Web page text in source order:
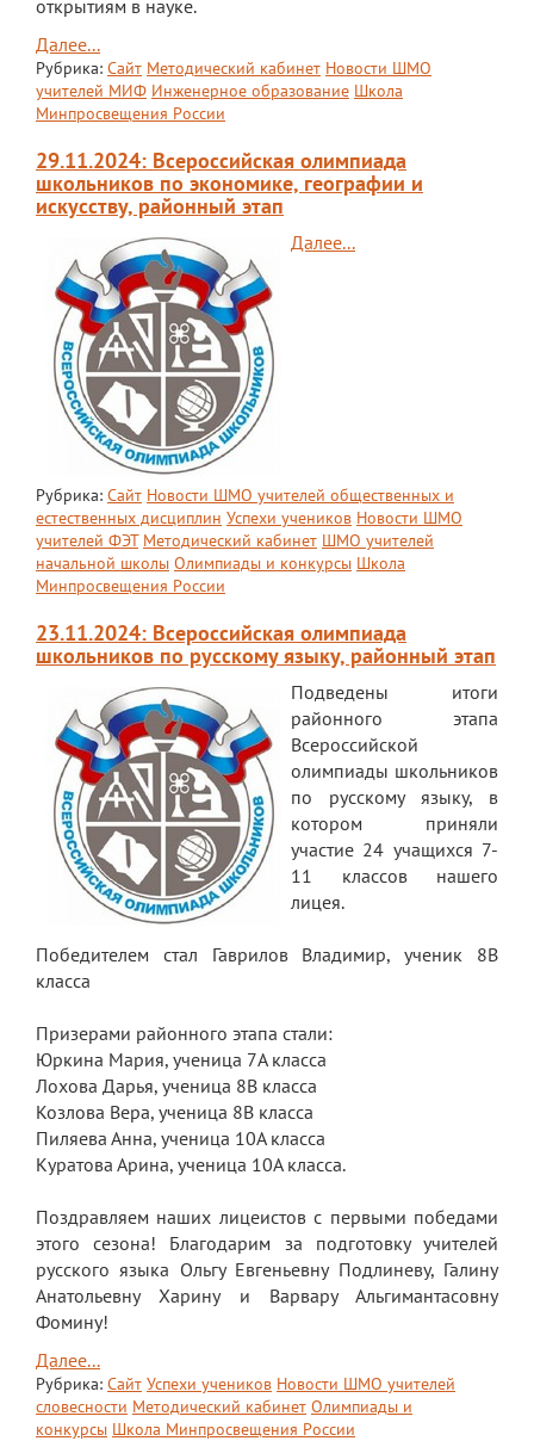
открытиям в науке.
Далее...
Рубрика: Сайт Методический кабинет Новости ШМО
учителей МИФ Инженерное образование Школа
Минпросвещения России
29.11.2024: Всероссийская олимпиада
школьников по экономике, географии и
искусству, районный этап
Далее...
Рубрика: Сайт Новости ШМО учителей общественных и
естественных дисциплин Успехи учеников Новости ШМО
учителей ФЭТ Методический кабинет ШМО учителей
начальной школы Олимпиады и конкурсы Школа
Минпросвещения России
23.11.2024: Всероссийская олимпиада
школьников по русскому языку, районный этап
Подведены итоги
районного этапа
Всероссийской
олимпиады школьников
по русскому языку, в
котором приняли
участие 24 учащихся 7-
11 классов нашего
лицея.
Победителем стал Гаврилов Владимир, ученик 8В
класса
Призерами районного этапа стали:
Юркина Мария, ученица 7А класса
Лохова Дарья, ученица 8В класса
Козлова Вера, ученица 8В класса
Пиляева Анна, ученица 10А класса
Куратова Арина, ученица 10А класса.
Поздравляем наших лицеистов с первыми победами
этого сезона! Благодарим за подготовку учителей
русского языка Ольгу Евгеньевну Подлиневу, Галину
Анатольевну Харину и Варвару Альгимантасовну
Фомину!
Далее...
Рубрика: Сайт Успехи учеников Новости ШМО учителей
словесности Методический кабинет Олимпиады и
конкурсы Школа Минпросвещения России